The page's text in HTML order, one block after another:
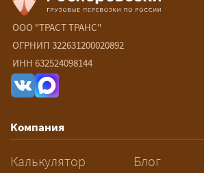
Сколько стоит
негабарита?
— От 90 ₽/км. Точная
рассчитывается
влияют габариты и
разрешений и
сопровождения.
ООО "ТРАСТ ТРАНС"
ОГРНИП 322631200020892
ИНН 632524098144
Компания
Калькулятор
Блог